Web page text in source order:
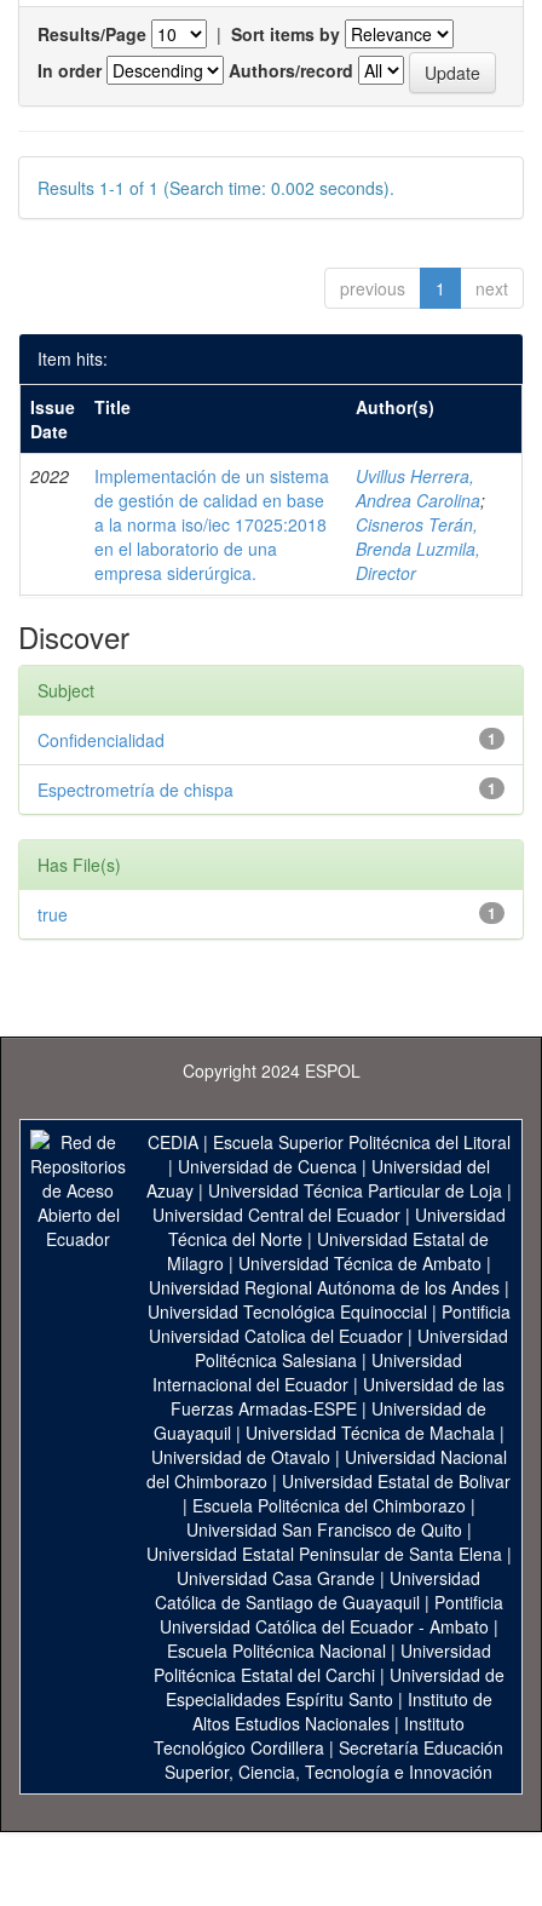
Results/Page | Sort items by
In order
Authors/record
Results 1-1 of 1 (Search time: 0.002 seconds).
previous 1 next
Item hits:
Issue
Date
Title Author(s)
2022
Implementación de un sistema
de gestión de calidad en base
a la norma iso/iec 17025:2018
en el laboratorio de una
empresa siderúrgica.
Uvillus Herrera,
Andrea Carolina;
Cisneros Terán,
Brenda Luzmila,
Director
Discover
Subject
1
Confidencialidad
1
Espectrometría de chispa
Has File(s)
1
true
Copyright 2024 ESPOL
CEDIA| Escuela Superior Politécnica del Litoral
| Universidad de Cuenca| Universidad del
Azuay| Universidad Técnica Particular de Loja|
Universidad Central del Ecuador| Universidad
Técnica del Norte | Universidad Estatal de
Milagro | Universidad Técnica de Ambato |
Universidad Regional Autónoma de los Andes|
Universidad Tecnológica Equinoccial| Pontificia
Universidad Catolica del Ecuador | Universidad
Politécnica Salesiana | Universidad
Internacional del Ecuador | Universidad de las
Fuerzas Armadas-ESPE | Universidad de
Guayaquil| Universidad Técnica de Machala|
Universidad de Otavalo | Universidad Nacional
del Chimborazo | Universidad Estatal de Bolivar
| Escuela Politécnica del Chimborazo |
Universidad San Francisco de Quito |
Universidad Estatal Peninsular de Santa Elena|
Universidad Casa Grande | Universidad
Católica de Santiago de Guayaquil| Pontificia
Universidad Católica del Ecuador - Ambato |
Escuela Politécnica Nacional| Universidad
Politécnica Estatal del Carchi| Universidad de
Especialidades Espíritu Santo | Instituto de
Altos Estudios Nacionales | Instituto
Tecnológico Cordillera | Secretaría Educación
Superior, Ciencia, Tecnología e Innovación